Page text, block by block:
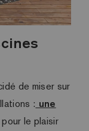
de miser sur
: une
pour le plaisir